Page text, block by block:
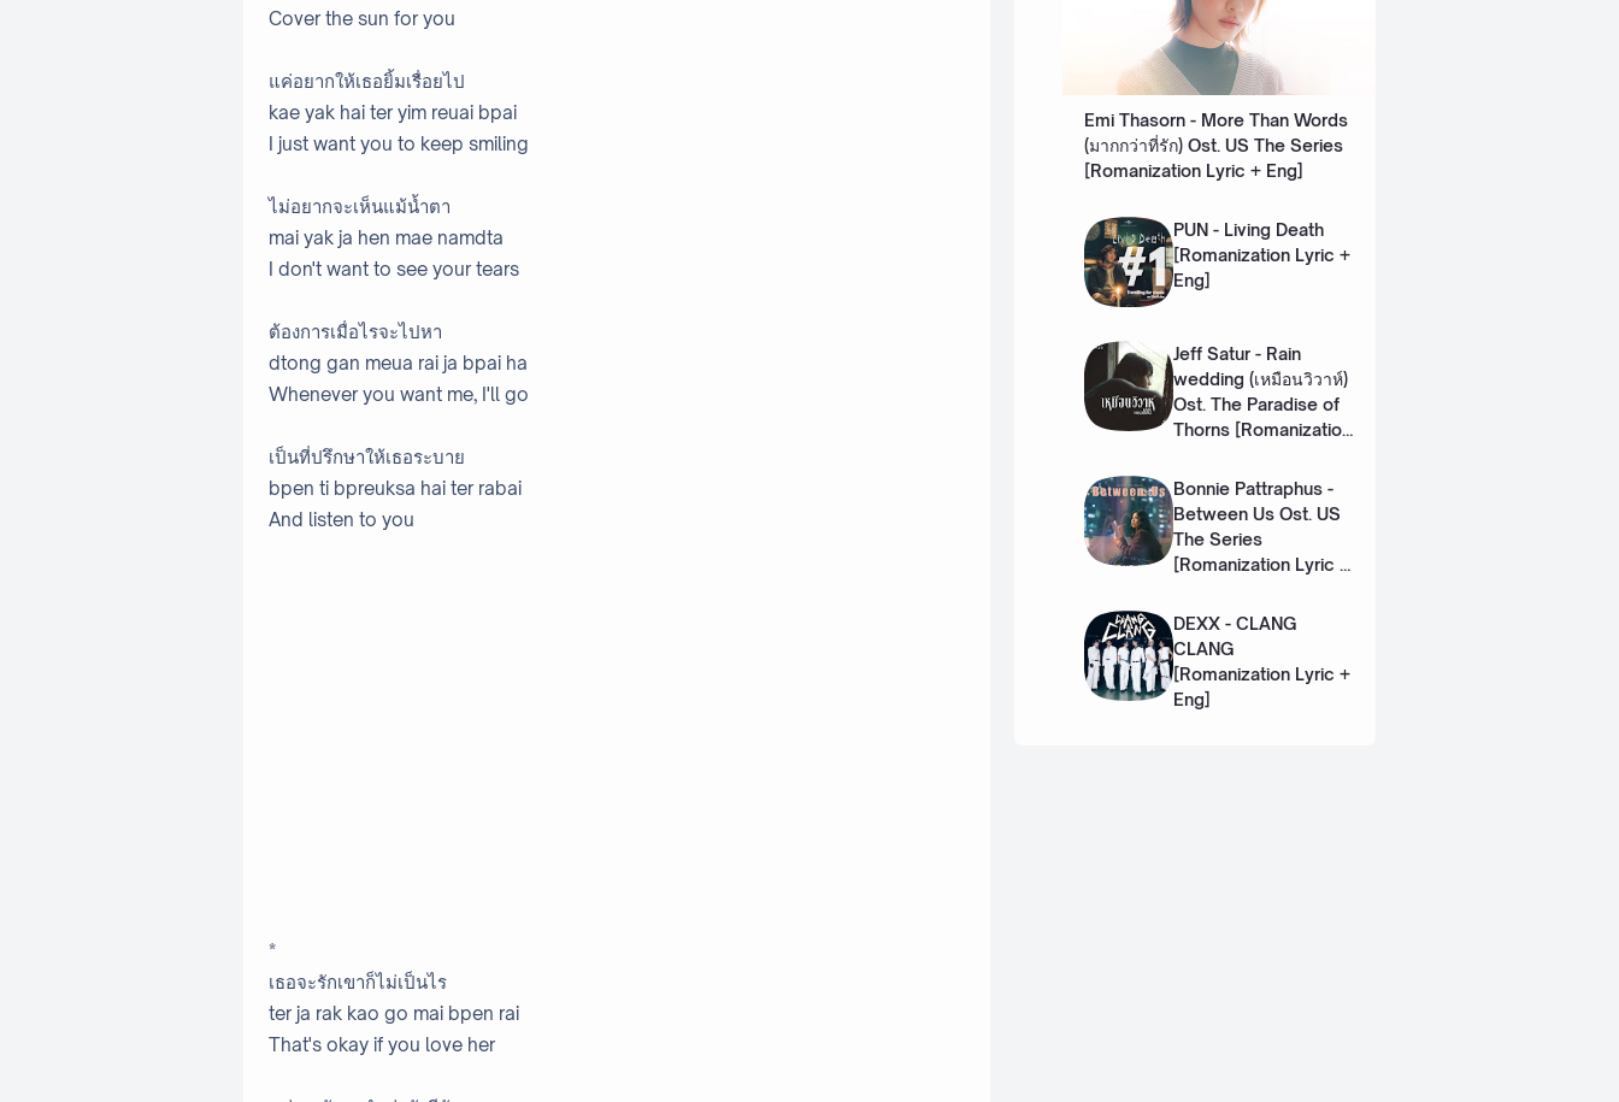
Cover the sun for you
แค่อยากให้เธอยิ้มเรื่อยไป
kae yak hai ter yim reuai bpai
I just want you to keep smiling
ไม่อยากจะเห็นแม้น้ำตา
mai yak ja hen mae namdta
I don't want to see your tears
ต้องการเมื่อไรจะไปหา
dtong gan meua rai ja bpai ha
Whenever you want me, I'll go
เป็นที่ปรึกษาให้เธอระบาย
bpen ti bpreuksa hai ter rabai
And listen to you
*
เธอจะรักเขาก็ไม่เป็นไร
ter ja rak kao go mai bpen rai
That's okay if you love her
Emi Thasorn - More Than Words
(มากกว่าที่รัก) Ost. US The Series
[Romanization Lyric + Eng]
PUN - Living Death
[Romanization Lyric +
Eng]
Jeff Satur - Rain
wedding (เหมือนวิวาห์)
Ost. The Paradise of
Thorns [Romanization
Bonnie Pattraphus -
Between Us Ost. US
The Series
[Romanization Lyric +
DEXX - CLANG
CLANG
[Romanization Lyric +
Eng]